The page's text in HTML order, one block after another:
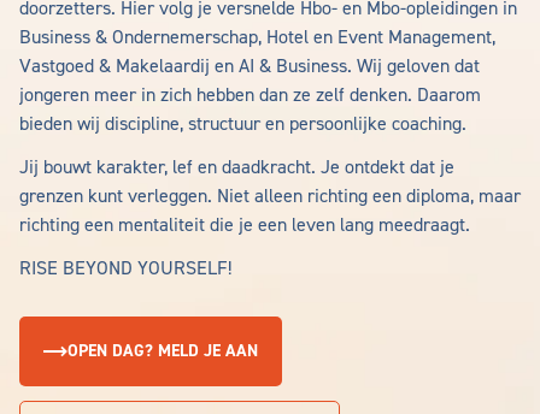
doorzetters. Hier volg je versnelde Hbo- en Mbo-opleidingen in
Business & Ondernemerschap, Hotel en Event Management,
Vastgoed & Makelaardij en AI & Business. Wij geloven dat
jongeren meer in zich hebben dan ze zelf denken. Daarom
bieden wij discipline, structuur en persoonlijke coaching.
Jij bouwt karakter, lef en daadkracht. Je ontdekt dat je
grenzen kunt verleggen. Niet alleen richting een diploma, maar
richting een mentaliteit die je een leven lang meedraagt.
RISE BEYOND YOURSELF!
OPEN DAG? MELD JE AAN